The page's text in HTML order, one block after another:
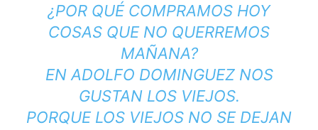
¿POR QUÉ COMPRAMOS HOY
COSAS QUE NO QUERREMOS
MAÑANA?
EN ADOLFO DOMINGUEZ NOS
GUSTAN LOS VIEJOS.
PORQUE LOS VIEJOS NO SE DEJAN